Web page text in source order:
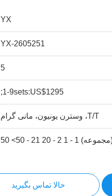
YX
YX-2605251
5
1-9sets:US$1295;
T/T، وسترن یونیون، مانی گرام
- 1 2 - 20 21 - 50> 50
حالا تماس بگیرید